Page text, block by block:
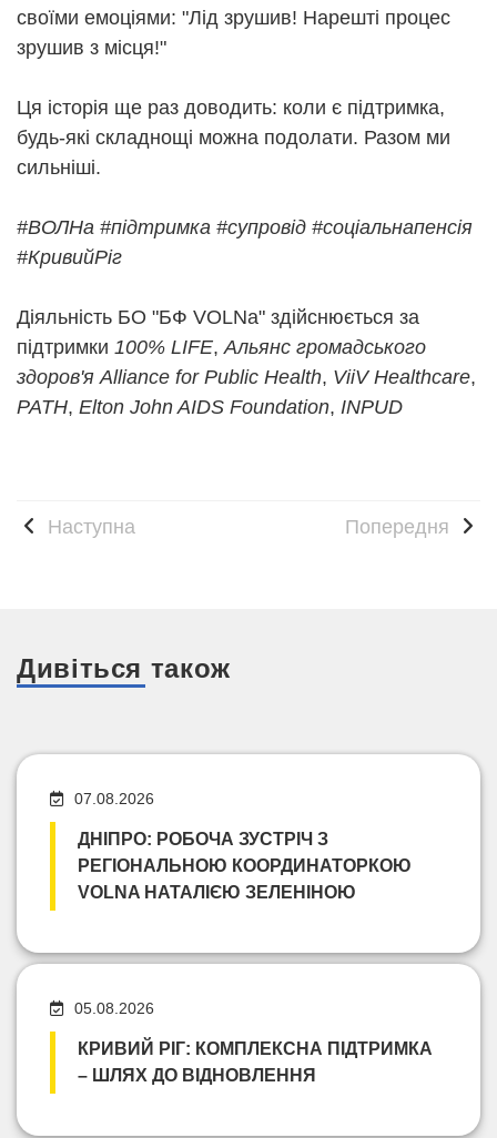
своїми емоціями: "Лід зрушив! Нарешті процес
зрушив з місця!"
Ця історія ще раз доводить: коли є підтримка,
будь-які складнощі можна подолати. Разом ми
сильніші.
#ВОЛНа #підтримка #супровід #соціальнапенсія
#КривийРіг
Діяльність БО "БФ VOLNa" здійснюється за
підтримки 100% LIFE, Альянс громадського
здоров'я Alliance for Public Health, ViiV Healthcare,
PATH, Elton John AIDS Foundation, INPUD
Наступна Попередня
Дивіться також
07.08.2026
ДНІПРО: РОБОЧА ЗУСТРІЧ З
РЕГІОНАЛЬНОЮ КООРДИНАТОРКОЮ
VOLNA НАТАЛІЄЮ ЗЕЛЕНІНОЮ
05.08.2026
КРИВИЙ РІГ: КОМПЛЕКСНА ПІДТРИМКА
– ШЛЯХ ДО ВІДНОВЛЕННЯ